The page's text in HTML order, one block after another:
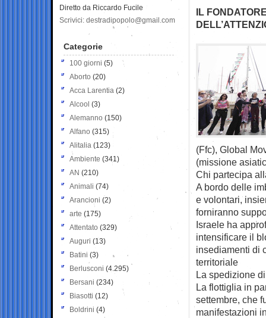
IL
(Ffc), Global
(missione
Chi partecipa
A bordo delle
e volontari,
forniranno
Israele ha
intensificare il
insediamenti di
territoriale
La spedizione
La flottiglia in
settembre, che
manifestazioni
Diretto da Riccardo Fucile
Scrivici: destradipopolo@gmail.com
Categorie
100 giorni (5)
Aborto (20)
Acca Larentia (2)
Alcool (3)
Alemanno (150)
Alfano (315)
Alitalia (123)
Ambiente (341)
AN (210)
Animali (74)
Arancioni (2)
arte (175)
Attentato (329)
Auguri (13)
Batini (3)
Berlusconi (4.295)
Bersani (234)
Biasotti (12)
Boldrini (4)